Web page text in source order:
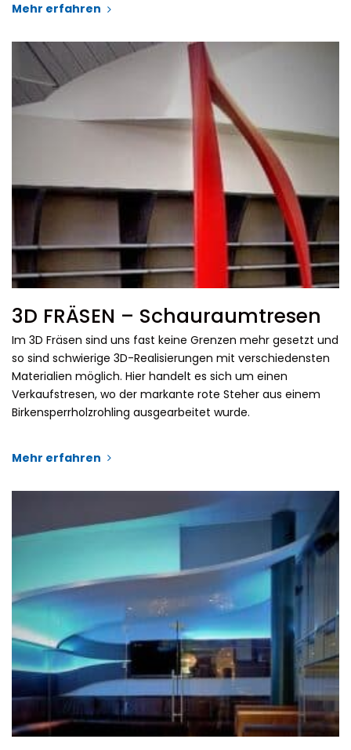
Mehr erfahren
3D FRÄSEN – Schauraumtresen
Im 3D Fräsen sind uns fast keine Grenzen mehr gesetzt und
so sind schwierige 3D-Realisierungen mit verschiedensten
Materialien möglich. Hier handelt es sich um einen
Verkaufstresen, wo der markante rote Steher aus einem
Birkensperrholzrohling ausgearbeitet wurde.
Mehr erfahren